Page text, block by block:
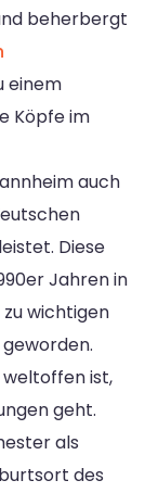
beherbergt
einem
Köpfe im
auch
Diese
Jahren in
wichtigen
weltoffen ist,
geht.
als
des